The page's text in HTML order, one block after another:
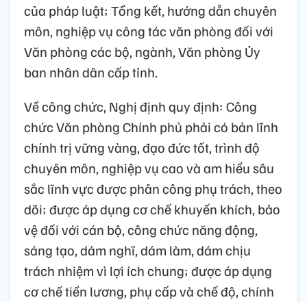
của pháp luật; Tổng kết, hướng dẫn chuyên
môn, nghiệp vụ công tác văn phòng đối với
Văn phòng các bộ, ngành, Văn phòng Ủy
ban nhân dân cấp tỉnh.
Về công chức, Nghị định quy định: Công
chức Văn phòng Chính phủ phải có bản lĩnh
chính trị vững vàng, đạo đức tốt, trình độ
chuyên môn, nghiệp vụ cao và am hiểu sâu
sắc lĩnh vực được phân công phụ trách, theo
dõi; được áp dụng cơ chế khuyến khích, bảo
vệ đối với cán bộ, công chức năng động,
sáng tạo, dám nghĩ, dám làm, dám chịu
trách nhiệm vì lợi ích chung; được áp dụng
cơ chế tiền lương, phụ cấp và chế độ, chính